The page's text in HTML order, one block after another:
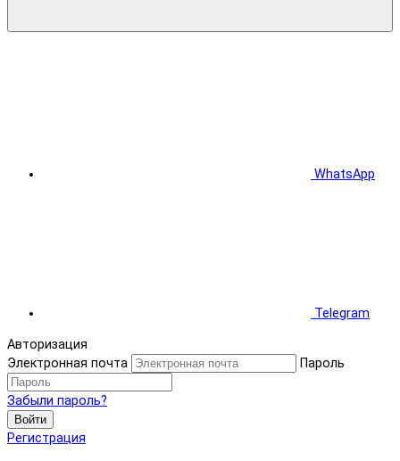
WhatsApp
Telegram
Авторизация
Электронная почта
Пароль
Забыли пароль?
Войти
Регистрация